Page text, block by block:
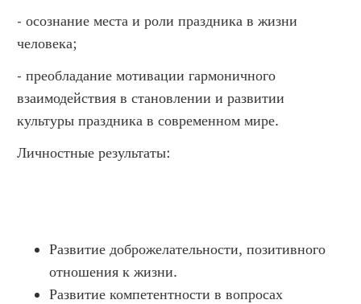
- осознание места и роли праздника в жизни
человека;
- преобладание мотивации гармоничного
взаимодействия в становлении и развитии
культуры праздника в современном мире.
Личностные результаты:
Развитие доброжелательности, позитивного
отношения к жизни.
Развитие компетентности в вопросах